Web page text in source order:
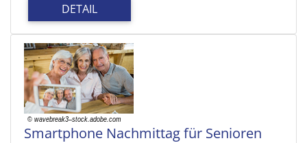
DETAIL
Smartphone Nachmittag für Senioren